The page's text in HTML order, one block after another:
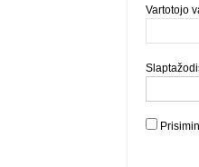
Vartotojo